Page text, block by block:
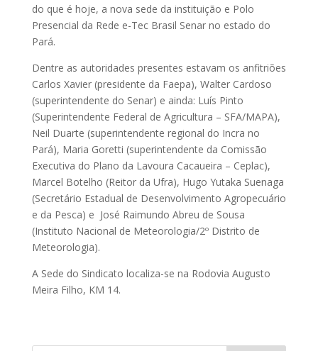
do que é hoje, a nova sede da instituição e Polo
Presencial da Rede e-Tec Brasil Senar no estado do
Pará.
Dentre as autoridades presentes estavam os anfitriões
Carlos Xavier (presidente da Faepa), Walter Cardoso
(superintendente do Senar) e ainda: Luís Pinto
(Superintendente Federal de Agricultura – SFA/MAPA),
Neil Duarte (superintendente regional do Incra no
Pará), Maria Goretti (superintendente da Comissão
Executiva do Plano da Lavoura Cacaueira – Ceplac),
Marcel Botelho (Reitor da Ufra), Hugo Yutaka Suenaga
(Secretário Estadual de Desenvolvimento Agropecuário
e da Pesca) e José Raimundo Abreu de Sousa
(Instituto Nacional de Meteorologia/2º Distrito de
Meteorologia).
A Sede do Sindicato localiza-se na Rodovia Augusto
Meira Filho, KM 14.